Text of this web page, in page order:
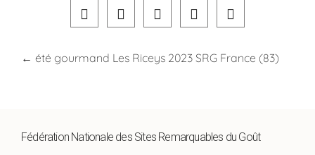
← été gourmand Les Riceys 2023 SRG France (83)
Fédération Nationale des Sites Remarquables du Goût